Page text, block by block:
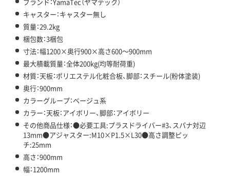
キャスター：キャスター無し
質量：29.2kg
梱包数：3梱包
寸法：幅1200×奥行900×高さ600～900mm
最大積載質量：全体200kg(均等耐荷重)
材質：天板：ポリエステル化粧合板、脚部：スチール(粉体塗装)
奥行：900mm
カラーグループ：ベージュ系
カラー：天板：アイボリー、脚部：アイボリー
その他商品仕様：●必要工具:プラスドライバー#3、スパナ対辺
13mm●アジャスター:M10×P1.5×L30●高さ調整ピッ
チ:25mm
高さ：900mm
幅：1200mm